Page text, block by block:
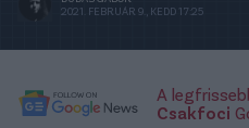
2021. FEBRUÁR 9., KEDD 17:25
A
Csakfoci